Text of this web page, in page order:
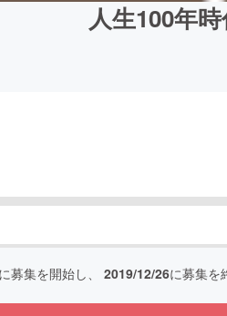
人生100年
に募集を開始し、 2019/12/26に募集を